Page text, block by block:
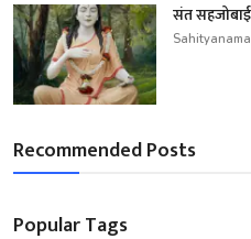
संत
Sahityanama
Recommended Posts
Popular Tags